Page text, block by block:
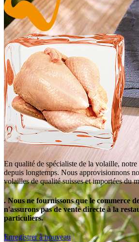
En qualité de spécialiste de la volaille, notre
depuis longtemps. Nous approvisionnons
volailles de qualité suisses et importées du
. Nous ne fournissons que le commerce
n'assurons pas de vente directe à la
particuliers.
Enregistrer à nouveau